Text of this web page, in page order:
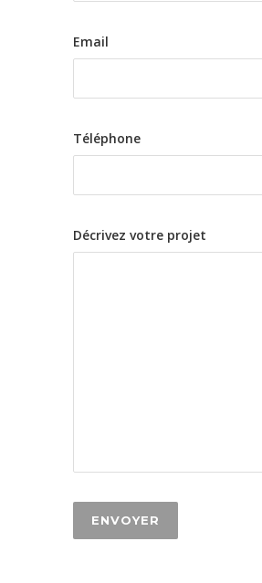
Email
Téléphone
Décrivez votre projet